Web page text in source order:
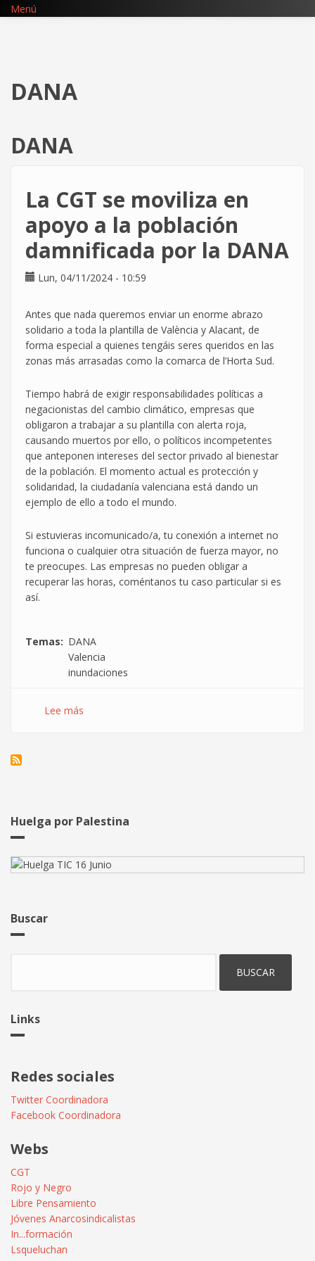
Pasar
Menú
DANA
DANA
La CGT se moviliza en
apoyo a la población
damnificada por la DANA
Lun, 04/11/2024 - 10:59
Antes que nada queremos enviar un enorme abrazo
solidario a toda la plantilla de València y Alacant, de
forma especial a quienes tengáis seres queridos en las
zonas más arrasadas como la comarca de l’Horta Sud.
Tiempo habrá de exigir responsabilidades políticas a
negacionistas del cambio climático, empresas que
obligaron a trabajar a su plantilla con alerta roja,
causando muertos por ello, o políticos incompetentes
que anteponen intereses del sector privado al bienestar
de la población. El momento actual es protección y
solidaridad, la ciudadanía valenciana está dando un
ejemplo de ello a todo el mundo.
Si estuvieras incomunicado/a, tu conexión a internet no
funciona o cualquier otra situación de fuerza mayor, no
te preocupes. Las empresas no pueden obligar a
recuperar las horas, coméntanos tu caso particular si es
así.
Temas
DANA
Valencia
inundaciones
Lee más
a
damnificada
Huelga por Palestina
Buscar
Links
Redes sociales
Twitter Coordinadora
Facebook Coordinadora
Webs
CGT
Rojo y Negro
Libre Pensamiento
Jóvenes Anarcosindicalistas
In...formación
Lsqueluchan